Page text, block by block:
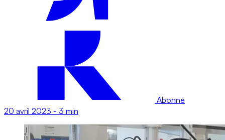
Abonné
20 avril 2023 - 3 min